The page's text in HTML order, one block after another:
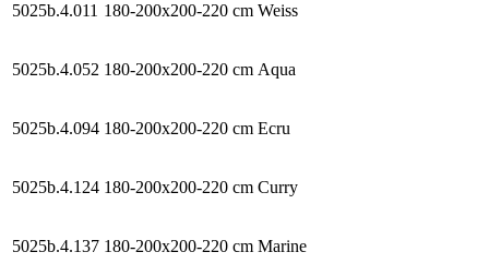
5025b.4.011 180-200x200-220 cm Weiss
5025b.4.052 180-200x200-220 cm Aqua
5025b.4.094 180-200x200-220 cm Ecru
5025b.4.124 180-200x200-220 cm Curry
5025b.4.137 180-200x200-220 cm Marine